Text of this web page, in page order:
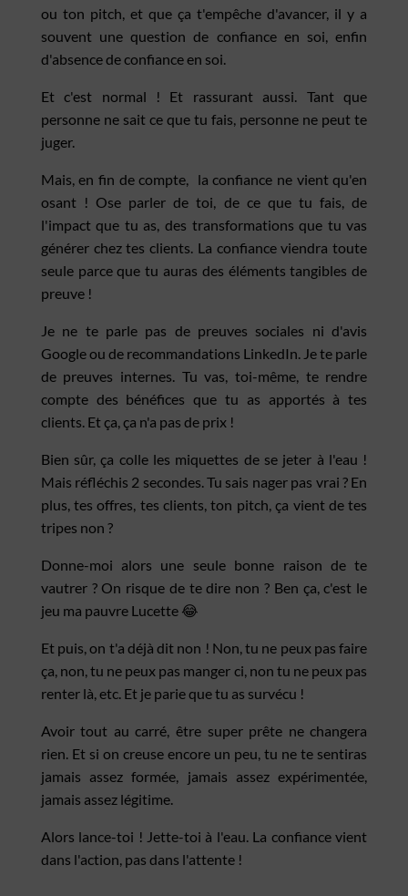
ou ton pitch, et que ça t'empêche d'avancer, il y a
souvent une question de confiance en soi, enfin
d'absence de confiance en soi.
Et c'est normal ! Et rassurant aussi. Tant que
personne ne sait ce que tu fais, personne ne peut te
juger.
Mais, en fin de compte, la confiance ne vient qu'en
osant ! Ose parler de toi, de ce que tu fais, de
l'impact que tu as, des transformations que tu vas
générer chez tes clients. La confiance viendra toute
seule parce que tu auras des éléments tangibles de
preuve !
Je ne te parle pas de preuves sociales ni d'avis
Google ou de recommandations LinkedIn. Je te parle
de preuves internes. Tu vas, toi-même, te rendre
compte des bénéfices que tu as apportés à tes
clients. Et ça, ça n'a pas de prix !
Bien sûr, ça colle les miquettes de se jeter à l'eau !
Mais réfléchis 2 secondes. Tu sais nager pas vrai ? En
plus, tes offres, tes clients, ton pitch, ça vient de tes
tripes non ?
Donne-moi alors une seule bonne raison de te
vautrer ? On risque de te dire non ? Ben ça, c'est le
jeu ma pauvre Lucette 😂
Et puis, on t'a déjà dit non ! Non, tu ne peux pas faire
ça, non, tu ne peux pas manger ci, non tu ne peux pas
renter là, etc. Et je parie que tu as survécu !
Avoir tout au carré, être super prête ne changera
rien. Et si on creuse encore un peu, tu ne te sentiras
jamais assez formée, jamais assez expérimentée,
jamais assez légitime.
Alors lance-toi ! Jette-toi à l'eau. La confiance vient
dans l'action, pas dans l'attente !